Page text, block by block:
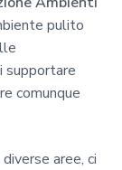
pulito
supportare
comunque
aree, ci